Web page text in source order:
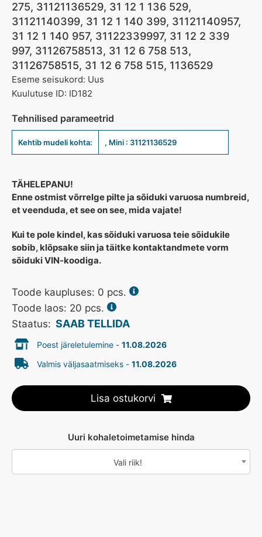
275, 31121136529, 31 12 1 136 529,
31121140399, 31 12 1 140 399, 31121140957,
31 12 1 140 957, 31122339997, 31 12 2 339
997, 31126758513, 31 12 6 758 513,
31126758515, 31 12 6 758 515, 1136529
Eseme seisukord: Uus
Kuulutuse ID: ID182
Tehnilised parameetrid
Kehtib mudeli kohta: , Mini : 31121136529
TÄHELEPANU!
Enne ostmist võrrelge pilte ja sõiduki varuosa numbreid,
et veenduda, et see on see, mida vajate!
Kui te pole kindel, kas sõiduki varuosa teie sõidukile
sobib, klõpsake siin ja täitke kontaktandmete vorm
sõiduki VIN-koodiga.
Toode kaupluses: 0 pcs.
Toode laos: 20 pcs.
Staatus: SAAB TELLIDA
Poest järeletulemine - 11.08.2026
Valmis väljasaatmiseks - 11.08.2026
Lisa ostukorvi
Uuri kohaletoimetamise hinda
Vali riik!